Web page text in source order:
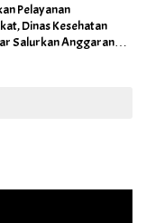
Pelayanan
Dinas Kesehatan
Salurkan Anggaran